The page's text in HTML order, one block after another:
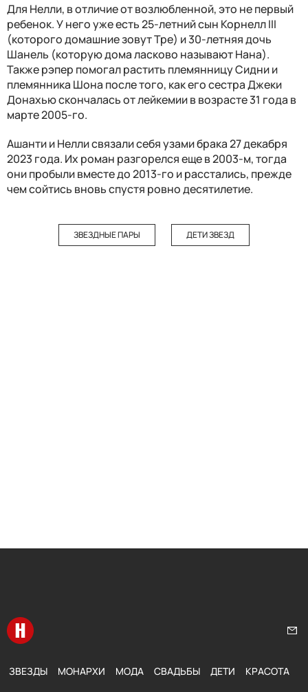
Для Нелли, в отличие от возлюбленной, это не первый
ребенок. У него уже есть 25-летний сын Корнелл III
(которого домашние зовут Тре) и 30-летняя дочь
Шанель (которую дома ласково называют Нана).
Также рэпер помогал растить племянницу Сидни и
племянника Шона после того, как его сестра Джеки
Донахью скончалась от лейкемии в возрасте 31 года в
марте 2005-го.
Ашанти и Нелли связали себя узами брака 27 декабря
2023 года. Их роман разгорелся еще в 2003-м, тогда
они пробыли вместе до 2013-го и расстались, прежде
чем сойтись вновь спустя ровно десятилетие.
ЗВЕЗДНЫЕ ПАРЫ ДЕТИ ЗВЕЗД
Перейти на главную
ЗВЕЗДЫ МОНАРХИ МОДА СВАДЬБЫ ДЕТИ КРАСОТА